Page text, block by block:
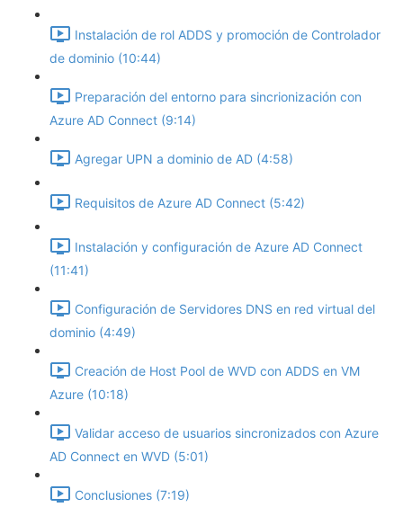
Instalación de rol ADDS y promoción de Controlador
de dominio (10:44)
Preparación del entorno para sincrionización con
Azure AD Connect (9:14)
Agregar UPN a dominio de AD (4:58)
Requisitos de Azure AD Connect (5:42)
Instalación y configuración de Azure AD Connect
(11:41)
Configuración de Servidores DNS en red virtual del
dominio (4:49)
Creación de Host Pool de WVD con ADDS en VM
Azure (10:18)
Validar acceso de usuarios sincronizados con Azure
AD Connect en WVD (5:01)
Conclusiones (7:19)